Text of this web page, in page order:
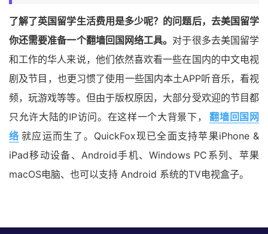
了解了英国留学生活费用是多少呢？的问题后，去美国留学
你还需要准备一个翻墙回国网络工具。 对于很多去美国留学
和工作的华人来说，他们依然喜欢看一些在国内的中文电视
剧及节目，也更习惯了使用一些国内本土APP听音乐，看视
频，玩游戏等等。但由于版权原因，大部分受欢迎的节目都
只允许大陆的IP访问。在这样一个大背景下，
翻墙回国网
络 就应运而生了。QuickFox现已全面支持苹果iPhone &
iPad移动设备、Android手机、Windows PC系列、苹果
macOS电脑、也可以支持 Android 系统的TV电视盒子。